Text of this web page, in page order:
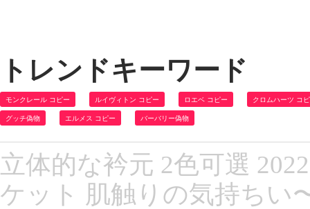
トレンドキーワード
モンクレール コピー ルイヴィトン コピー ロエベ コピー クロムハーツ コ
グッチ偽物 エルメス コピー バーバリー偽物
立体的な衿元 2色可選
ケット 肌触りの気持ちい